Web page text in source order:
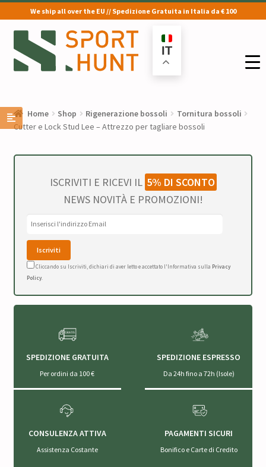
We ship all over the EU // Spedizione Gratuita in Italia da € 100
Vai
alla
navigazione
Vai
al
contenuto
IT
Home Shop Rigenerazione bossoli
Tornitura bossoli
Cutter e Lock Stud Lee – Attrezzo per tagliare bossoli
ISCRIVITI E RICEVI IL 5% DI SCONTO
NEWS NOVITÀ E PROMOZIONI!
Cliccando su Iscriviti, dichiari di aver letto e accettato l'Informativa sulla Privacy
Policy.
SPEDIZIONE GRATUITA
Per ordini da 100 €
SPEDIZIONE ESPRESSO
Da 24h fino a 72h (Isole)
CONSULENZA ATTIVA
Assistenza Costante
PAGAMENTI SICURI
Bonifico e Carte di Credito